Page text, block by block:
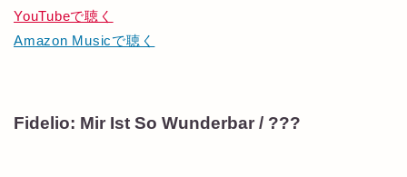
YouTubeで聴く
Amazon Musicで聴く
Fidelio: Mir Ist So Wunderbar / ???